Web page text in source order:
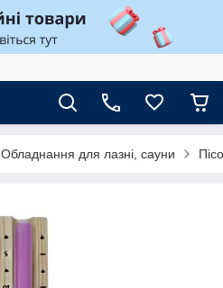
Обладнання для лазні, сауни